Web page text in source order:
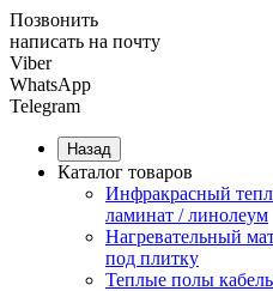
Позвонить
написать на почту
Viber
WhatsApp
Telegram
Назад
Каталог товаров
Инфракрасный
ламинат / линолеум
Нагревательный
под плитку
Теплые полы